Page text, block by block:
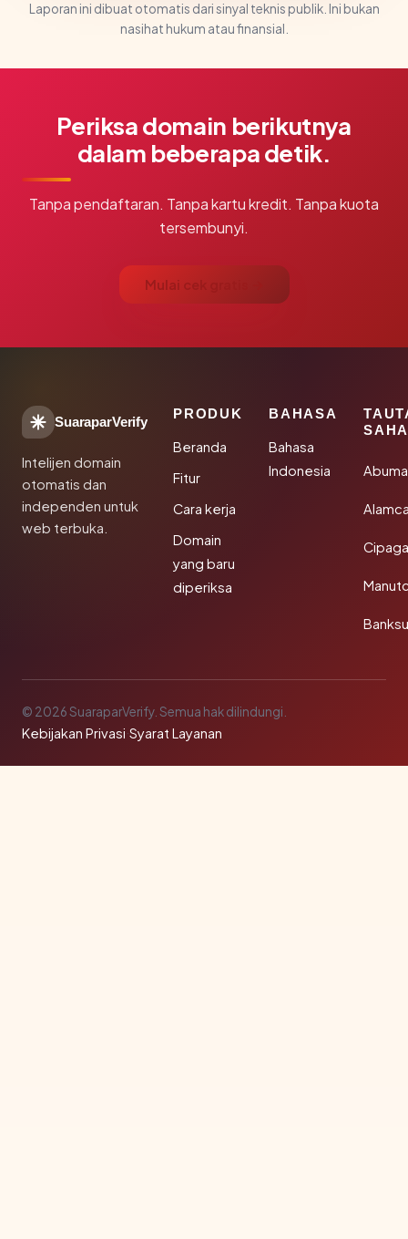
Laporan ini dibuat otomatis dari sinyal teknis publik. Ini bukan
nasihat hukum atau finansial.
Periksa domain berikutnya
dalam beberapa detik.
Tanpa pendaftaran. Tanpa kartu kredit. Tanpa kuota
tersembunyi.
Mulai cek gratis →
SuaraparVerify
Intelijen domain
otomatis dan
independen untuk
web terbuka.
PRODUK
Beranda
Fitur
Cara kerja
Domain
yang baru
diperiksa
BAHASA
Bahasa
Indonesia
© 2026 SuaraparVerify. Semua hak dilindungi.
Kebijakan Privasi·Syarat Layanan